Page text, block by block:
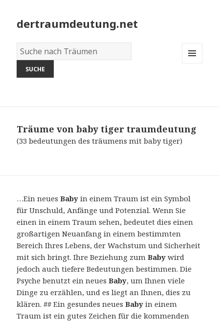
dertraumdeutung.net
Wörterbuch
der
Träume:
Träume von baby tiger traumdeutung
(33 bedeutungen des träumens mit baby tiger)
…Ein neuesBaby in einem Traum ist ein Symbol
für Unschuld, Anfänge und Potenzial. Wenn Sie
einen in einem Traum sehen, bedeutet dies einen
großartigen Neuanfang in einem bestimmten
Bereich Ihres Lebens, der Wachstum und Sicherheit
mit sich bringt. Ihre Beziehung zumBaby wird
jedoch auch tiefere Bedeutungen bestimmen. Die
Psyche benutzt ein neuesBaby, um Ihnen viele
Dinge zu erzählen, und es liegt an Ihnen, dies zu
klären. ## Ein gesundes neuesBaby in einem
Traum ist ein gutes Zeichen für die kommenden